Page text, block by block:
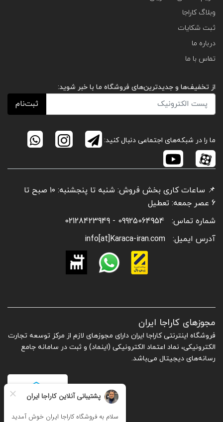
وبلاگ کاراجا
ثبت شکایات
درباره ما
تماس با ما
از تخفیف‌ها و جدیدترین‌های فروشگاه ما با خبر شوید:
ثبت‌نام
ما را در شبکه‌های اجتماعی دنبال کنید:
📌 ساعات کاری بخش فروش: شنبه تا پنجشنبه: ۱۰ صبح تا
6 عصر جمعه: تعطیل
شماره تماس:
09925064954 - 02128423949
آدرس ایمیل:
info[at]Karaca-iran.com
مجوزهای کاراجا ایران
فروشگاه اینترنتی کاراجا ایران دارای مجوزهای لازم از مرکز توسعه تجارت
الکترونیکی، نماد اعتماد الکترونیکی (اینماد) و ثبت در سامانه جامع
رسانه‌های دیجیتال می‌باشد.